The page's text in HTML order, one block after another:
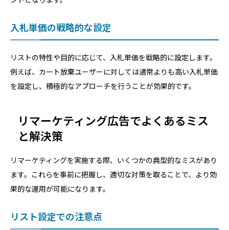
入札単価の戦略的な設定
リストの特性や目的に応じて、入札単価を戦略的に設定します。
例えば、カート放棄ユーザーに対しては通常よりも高い入札単価
を設定し、積極的なアプローチを行うことが効果的です。
リマーケティング広告でよくあるミス
と解決策
リマーケティングを実施する際、いくつかの典型的なミスがあり
ます。これらを事前に把握し、適切な対策を取ることで、より効
果的な運用が可能になります。
リスト設定での注意点